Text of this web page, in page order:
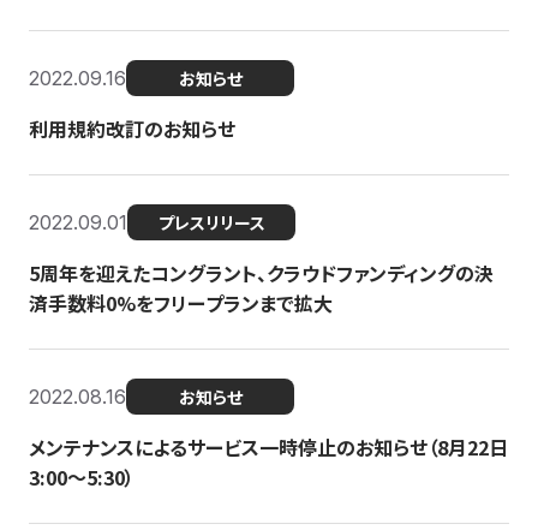
2022.09.16 お知らせ
利用規約改訂のお知らせ
2022.09.01 プレスリリース
5周年を迎えたコングラント、クラウドファンディングの決
済手数料0%をフリープランまで拡大
2022.08.16 お知らせ
メンテナンスによるサービス一時停止のお知らせ（8月22日
3:00〜5:30）